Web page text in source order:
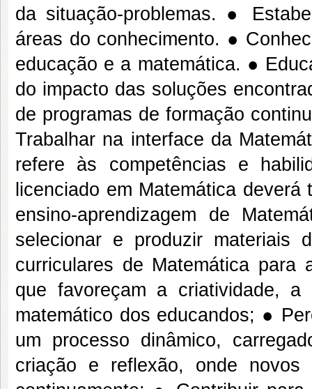
da situação-problemas. ●
áreas do conhecimento. ●
educação e a matemática. ●
do impacto das soluções
de programas de formação
Trabalhar na interface da
refere às competências e
licenciado em Matemática
ensino-aprendizagem de
selecionar e produzir materiais
curriculares de Matemática
que favoreçam a criatividade,
matemático dos educandos; ●
um processo dinâmico,
criação e reflexão, onde novos